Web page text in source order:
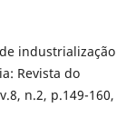
de industrialização
Revista do
n.2, p.149-160,